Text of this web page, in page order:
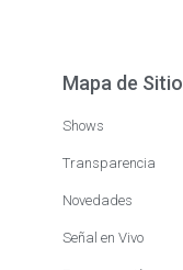
Mapa de Sitio
Shows
Transparencia
Novedades
Señal en Vivo